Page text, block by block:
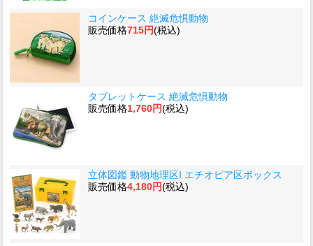
コインケース 絶滅危惧動物
販売価格715円(税込)
タブレットケース 絶滅危惧動物
販売価格1,760円(税込)
立体図鑑 動物地理区I エチオピア区ボックス
販売価格4,180円(税込)